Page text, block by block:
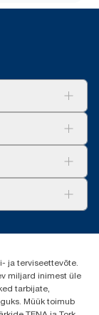
ja terviseettevõte.
miljard inimest üle
tarbijate,
Müük toimub